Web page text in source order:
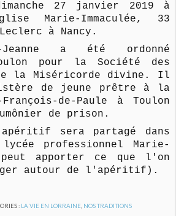
27 janvier 2019 à
Marie-Immaculée, 33
à Nancy.
Jeanne a été ordonné
pour la Société des
la Miséricorde divine. Il
de jeune prêtre à la
de-Paule à Toulon
de prison.
sera partagé dans
professionnel Marie-
peut apporter ce que l'on
autour de l'apéritif).
: LA VIE EN LORRAINE, NOS TRADITIONS